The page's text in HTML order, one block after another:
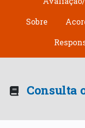
Sobre
Consulta